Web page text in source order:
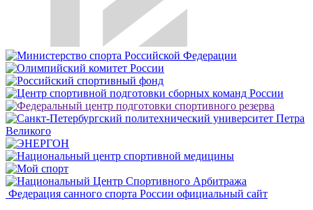
Федерация санного спорта России официальный сайт